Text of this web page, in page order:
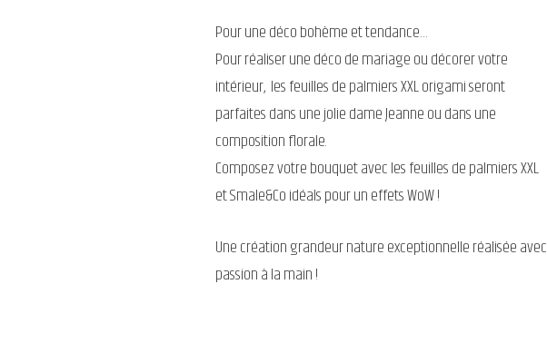
Pour une déco bohème et tendance…
Pour réaliser une déco de mariage ou décorer votre
intérieur, les feuilles de palmiers XXL origami seront
parfaites dans une jolie dame Jeanne ou dans une
composition florale.
Composez votre bouquet avec les feuilles de palmiers XXL
et Smale&Co idéals pour un effets WoW !
Une création grandeur nature exceptionnelle réalisée avec
passion à la main !